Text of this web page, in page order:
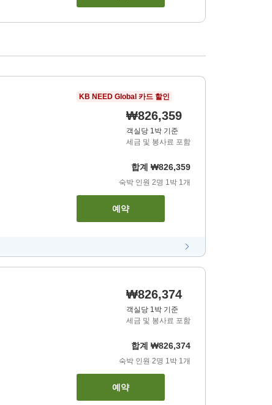
KB NEED Global 카드 할인
₩826,359
객실당 1박 기준
세금 및 봉사료 포함
합계 ₩826,359
숙박 인원 2명 1박 1개
예약
₩826,374
객실당 1박 기준
세금 및 봉사료 포함
합계 ₩826,374
숙박 인원 2명 1박 1개
예약